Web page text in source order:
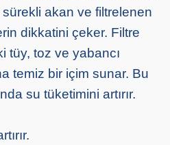
sürekli akan ve filtrelenen
dikkatini çeker. Filtre
tüy, toz ve yabancı
temiz bir içim sunar. Bu
su tüketimini artırır.